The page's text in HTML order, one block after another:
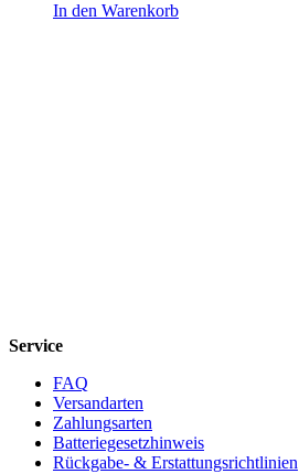
In den Warenkorb
Service
FAQ
Versandarten
Zahlungsarten
Batteriegesetzhinweis
Rückgabe- & Erstattungsrichtlinien